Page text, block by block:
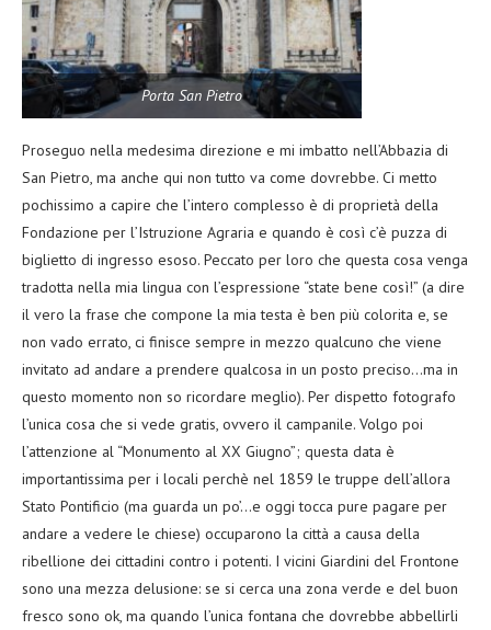
Porta San Pietro
Proseguo nella medesima direzione e mi imbatto nell’Abbazia di
San Pietro, ma anche qui non tutto va come dovrebbe. Ci metto
pochissimo a capire che l’intero complesso è di proprietà della
Fondazione per l’Istruzione Agraria e quando è così c’è puzza di
biglietto di ingresso esoso. Peccato per loro che questa cosa venga
tradotta nella mia lingua con l’espressione “state bene così!” (a dire
il vero la frase che compone la mia testa è ben più colorita e, se
non vado errato, ci finisce sempre in mezzo qualcuno che viene
invitato ad andare a prendere qualcosa in un posto preciso…ma in
questo momento non so ricordare meglio). Per dispetto fotografo
l’unica cosa che si vede gratis, ovvero il campanile. Volgo poi
l’attenzione al “Monumento al XX Giugno”; questa data è
importantissima per i locali perchè nel 1859 le truppe dell’allora
Stato Pontificio (ma guarda un po’…e oggi tocca pure pagare per
andare a vedere le chiese) occuparono la città a causa della
ribellione dei cittadini contro i potenti. I vicini Giardini del Frontone
sono una mezza delusione: se si cerca una zona verde e del buon
fresco sono ok, ma quando l’unica fontana che dovrebbe abbellirli